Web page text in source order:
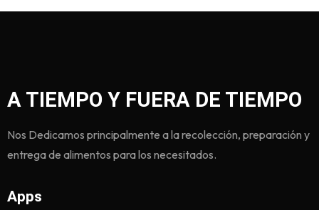
A TIEMPO Y FUERA DE TIEMPO
Nos Dedicamos principalmente a la recolección, preparación y
entrega de alimentos para los necesitados.
Apps